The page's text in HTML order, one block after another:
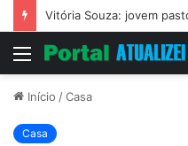
Menu
Início /Casa
Casa